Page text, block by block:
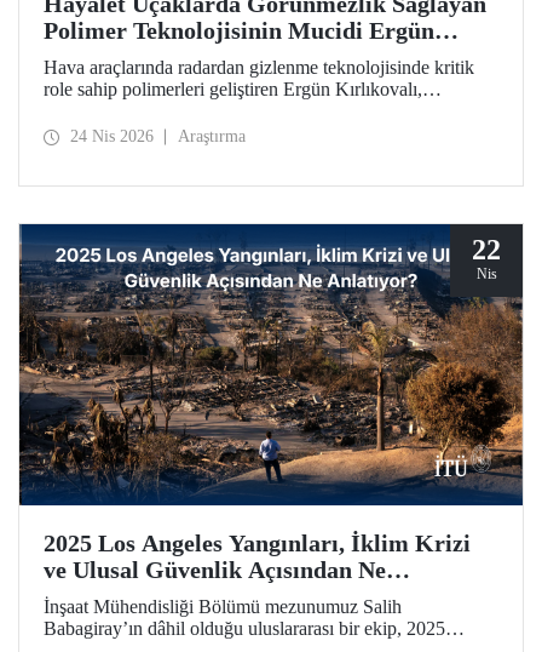
Polimer Teknolojisinin Mucidi Ergün
Kırlıkovalı, İTÜ’deydi
Hava araçlarında radardan gizlenme teknolojisinde kritik
role sahip polimerleri geliştiren Ergün Kırlıkovalı,
İTÜ’lülerle bir araya geldi.
24 Nis 2026 Araştırma
22
Nis
2025 Los Angeles Yangınları, İklim Krizi
ve Ulusal Güvenlik Açısından Ne
Anlatıyor?
İnşaat Mühendisliği Bölümü mezunumuz Salih
Babagiray’ın dâhil olduğu uluslararası bir ekip, 2025